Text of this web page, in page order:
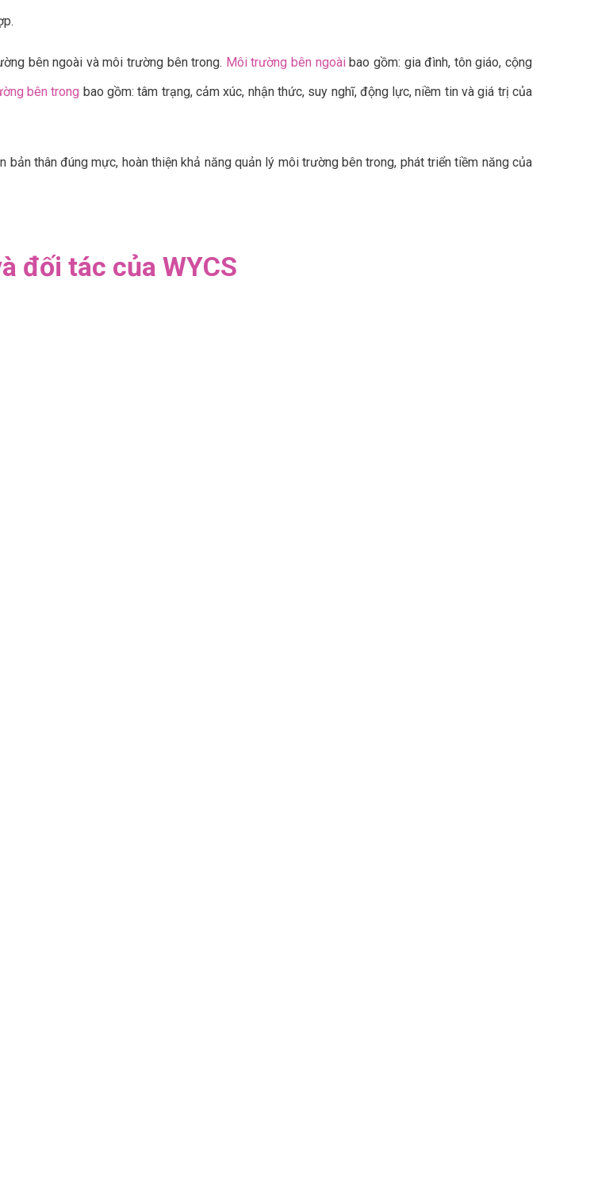
bên ngoài và môi trường bên trong. Môi trường bên ngoàibao gồm: gia đình, tôn giáo, cộng
bên trong bao gồm: tâm trạng, cảm xúc, nhận thức, suy nghĩ, động lực, niềm tin và giá trị của
bản thân đúng mực, hoàn thiện khả năng quản lý môi trường bên trong, phát triển tiềm năng của
đối tác của WYCS